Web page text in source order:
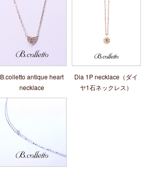
B.colletto antique heart
necklace
Dia 1P necklace（ダイ
ヤ1石ネックレス）